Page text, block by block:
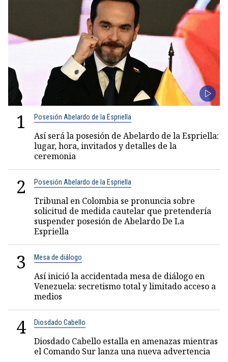
1 Posesión Abelardo de la Espriella
Así será la posesión de Abelardo de la Espriella:
lugar, hora, invitados y detalles de la
ceremonia
2 Posesión Abelardo de la Espriella
Tribunal en Colombia se pronuncia sobre
solicitud de medida cautelar que pretendería
suspender posesión de Abelardo De La
Espriella
3 Mesa de diálogo
Así inició la accidentada mesa de diálogo en
Venezuela: secretismo total y limitado acceso a
medios
4 Diosdado Cabello
Diosdado Cabello estalla en amenazas mientras
el Comando Sur lanza una nueva advertencia